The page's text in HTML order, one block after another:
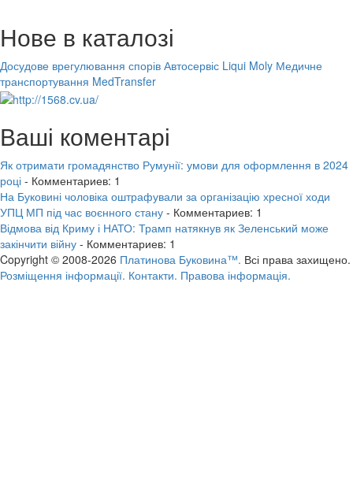
Нове в каталозі
Досудове врегулювання спорів Автосервіс Liqui Moly Медичне
транспортування MedTransfer
Ваші коментарі
Як отримати громадянство Румунії: умови для оформлення в 2024
році - Комментариев: 1
На Буковині чоловіка оштрафували за організацію хресної ходи
УПЦ МП під час воєнного стану - Комментариев: 1
Відмова від Криму і НАТО: Трамп натякнув як Зеленський може
закінчити війну - Комментариев: 1
Copyright © 2008-2026 Платинова Буковина™. Всі права захищено.
Розміщення інформації. Контакти. Правова інформація.